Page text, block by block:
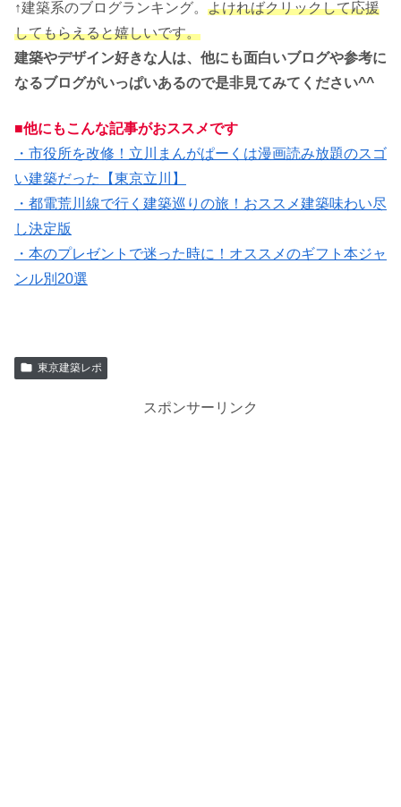
↑建築系のブログランキング。 よければクリックして応援
してもらえると嬉しいです。
建築やデザイン好きな人は、他にも面白いブログや参考に
なるブログがいっぱいあるので是非見てみてください^^
■他にもこんな記事がおススメです
・市役所を改修！立川まんがぱーくは漫画読み放題のスゴ
い建築だった【東京立川】
・都電荒川線で行く建築巡りの旅！おススメ建築味わい尽
し決定版
・本のプレゼントで迷った時に！オススメのギフト本ジャ
ンル別20選
東京建築レポ
スポンサーリンク